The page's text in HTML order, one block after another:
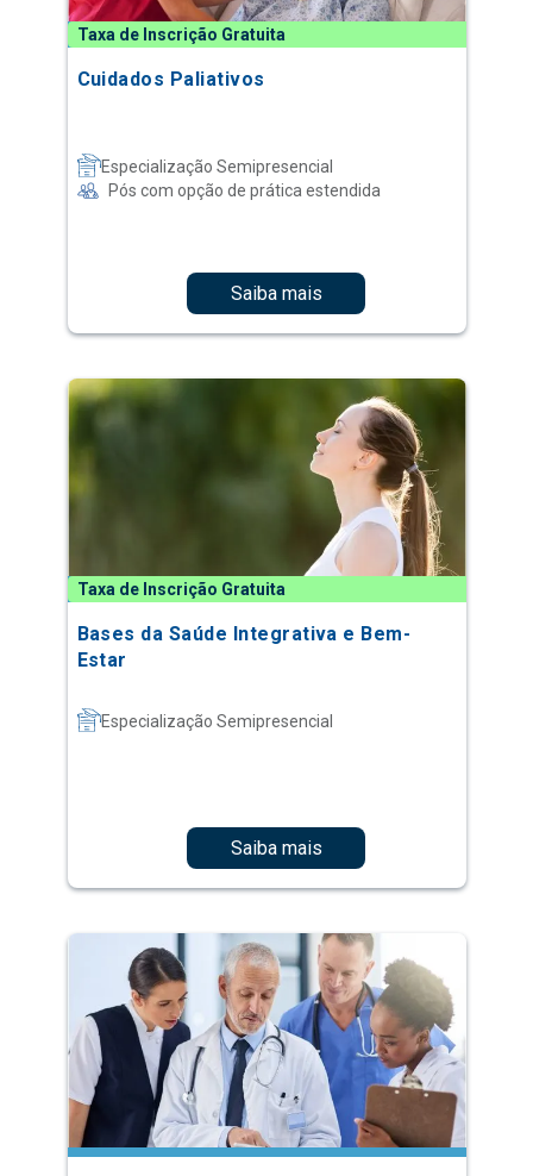
Taxa de Inscrição Gratuita
Cuidados Paliativos
Especialização Semipresencial
Pós com opção de prática estendida
Saiba mais
Taxa de Inscrição Gratuita
Bases da Saúde Integrativa e Bem-
Estar
Especialização Semipresencial
Saiba mais